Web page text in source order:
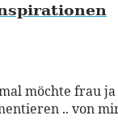
möchte frau
.. von